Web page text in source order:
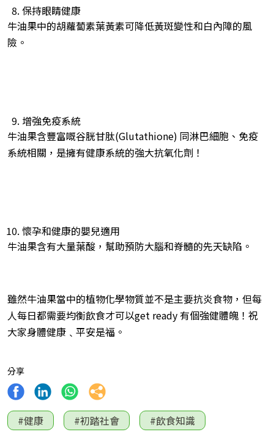
保持眼睛健康
牛油果中的胡蘿蔔素葉黃素可降低黃斑變性和白內障的風
險。
增強免疫系統
牛油果含豐富嘅谷胱甘肽(Glutathione) 同淋巴細胞、免疫
系統相關，是擁有健康系統的強大抗氧化劑！
懷孕和健康的嬰兒適用
牛油果含有大量葉酸，幫助預防大腦和脊髓的先天缺陷。
雖然牛油果當中的植物化學物質並不是主要抗炎食物，但每
人每日都需要均衡飲食才可以get ready 有個強健體魄！祝
大家身體健康﹑平安是福。
分享
#健康 #初踏社會 #飲食知識